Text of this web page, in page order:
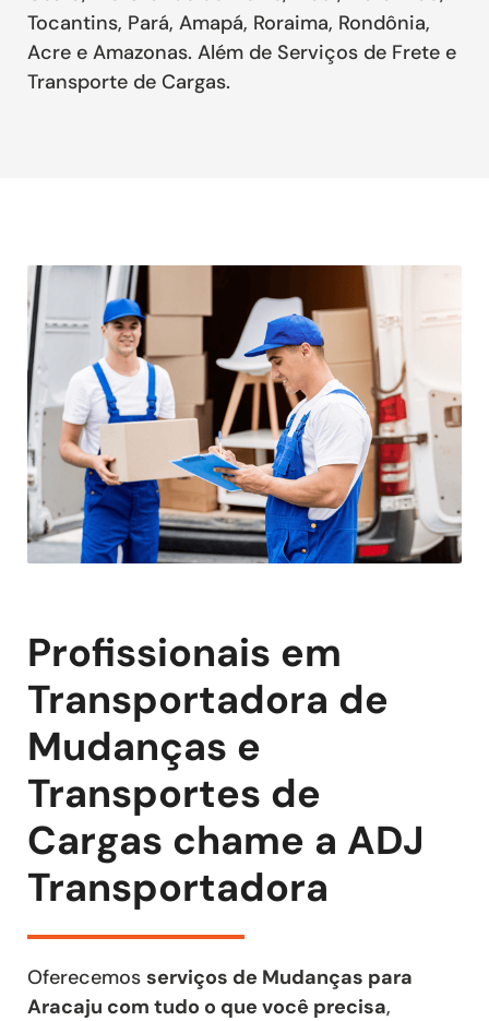
Tocantins, Pará, Amapá, Roraima, Rondônia,
Acre e Amazonas. Além de Serviços de Frete e
Transporte de Cargas.
Profissionais em
Transportadora de
Mudanças e
Transportes de
Cargas chame a ADJ
Transportadora
Oferecemos serviços de Mudanças para
Aracaju com tudo o que você precisa,